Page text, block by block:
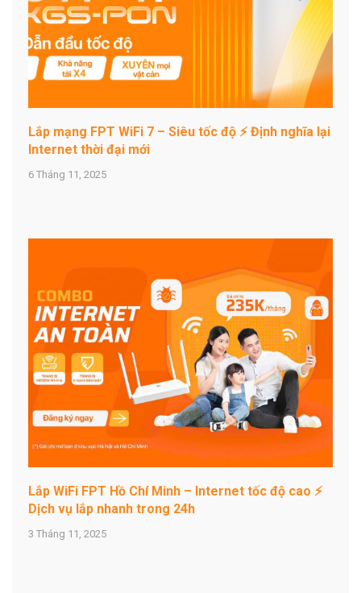
Lắp mạng FPT WiFi 7 – Siêu tốc độ ⚡ Định nghĩa lại
Internet thời đại mới
6 Tháng 11, 2025
Lắp WiFi FPT Hồ Chí Minh – Internet tốc độ cao ⚡
Dịch vụ lắp nhanh trong 24h
3 Tháng 11, 2025